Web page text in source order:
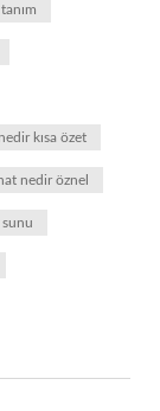
kısa özet
nedir öznel